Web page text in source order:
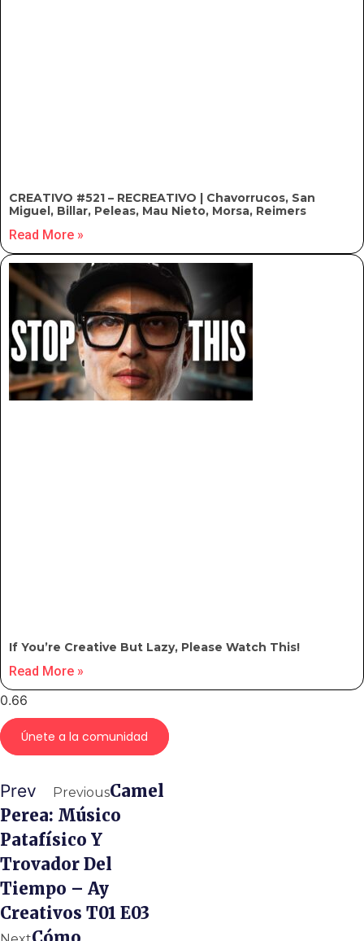
CREATIVO #521 – RECREATIVO | Chavorrucos, San
Miguel, Billar, Peleas, Mau Nieto, Morsa, Reimers
Read More »
If You’re Creative But Lazy, Please Watch This!
Read More »
Únete a la comunidad
Prev PreviousCamel
Perea: Músico
Patafísico Y
Trovador Del
Tiempo – Ay
Creativos T01 E03